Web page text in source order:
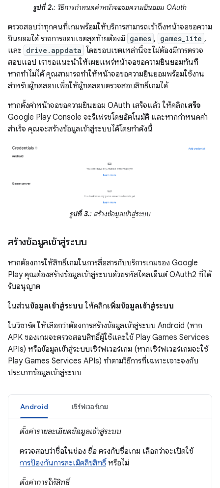
รูปที่ 2.: วิธีการกำหนดค่าหน้าจอขอความยินยอม OAuth
ตรวจสอบว่าทุกคนที่เกมพร้อมให้บริการสามารถเข้าถึงหน้าจอขอความ
ยินยอมได้ รายการขอบเขตสุดท้ายต้องมี games , games_lite ,
และ drive.appdata โดยขอบเขตเหล่านี้จะไม่ต้องมีการตรวจ
สอบแอป เราขอแนะนำให้เผยแพร่หน้าจอขอความยินยอมทันที
หากทำไม่ได้ คุณสามารถทำให้หน้าจอขอความยินยอมพร้อมใช้งาน
สำหรับผู้ทดสอบเพื่อให้ผู้ทดสอบตรวจสอบสิทธิ์เกมได้
หากตั้งค่าหน้าจอขอความยินยอม OAuth เสร็จแล้ว ให้คลิกเสร็จ
Google Play Console จะรีเฟรชโดยอัตโนมัติ และหากกำหนดค่า
สำเร็จ คุณจะสร้างข้อมูลเข้าสู่ระบบได้โดยทำดังนี้
รูปที่ 3.: สร้างข้อมูลเข้าสู่ระบบ
สร้างข้อมูลเข้าสู่ระบบ
หากต้องการให้สิทธิ์เกมในการสื่อสารกับบริการเกมของ Google
Play คุณต้องสร้างข้อมูลเข้าสู่ระบบด้วยรหัสไคลเอ็นต์ OAuth2 ที่ได้
รับอนุญาต
ในส่วนข้อมูลเข้าสู่ระบบ ให้คลิกเพิ่มข้อมูลเข้าสู่ระบบ
ในวิซาร์ด ให้เลือกว่าต้องการสร้างข้อมูลเข้าสู่ระบบ Android (หาก
APK ของเกมจะตรวจสอบสิทธิ์ผู้ใช้และใช้ Play Games Services
APIs) หรือข้อมูลเข้าสู่ระบบเซิร์ฟเวอร์เกม (หากเซิร์ฟเวอร์เกมจะใช้
Play Games Services APIs) ทำตามวิธีการที่เฉพาะเจาะจงกับ
ประเภทข้อมูลเข้าสู่ระบบ
Android เซิร์ฟเวอร์เกม
ตั้งค่ารายละเอียดข้อมูลเข้าสู่ระบบ
ตรวจสอบว่าชื่อในช่อง ชื่อ ตรงกับชื่อเกม เลือกว่าจะเปิดใช้
การป้องกันการละเมิดลิขสิทธิ์ หรือไม่
ตั้งค่าการให้สิทธิ์